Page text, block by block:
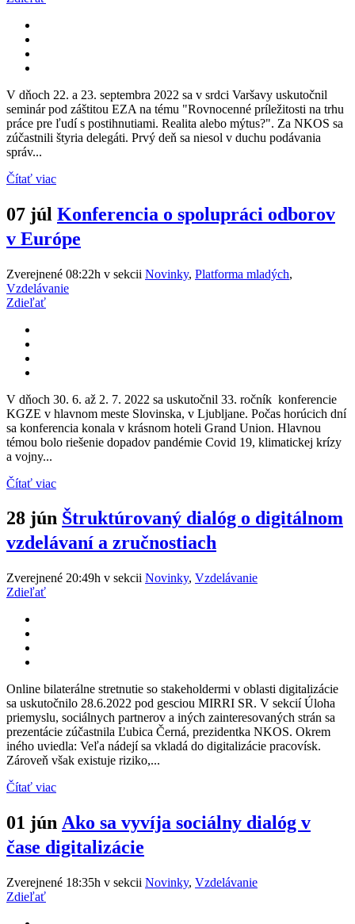
V dňoch 22. a 23. septembra 2022 sa v srdci Varšavy uskutočnil
seminár pod záštitou EZA na tému "Rovnocenné príležitosti na trhu
práce pre ľudí s postihnutiami. Realita alebo mýtus?". Za NKOS sa
zúčastnili štyria delegáti. Prvý deň sa niesol v duchu podávania
správ...
Čítať viac
07 júl Konferencia o spolupráci odborov
v Európe
Zverejnené 08:22h v sekcii Novinky, Platforma mladých,
Vzdelávanie
Zdieľať
V dňoch 30. 6. až 2. 7. 2022 sa uskutočnil 33. ročník konferencie
KGZE v hlavnom meste Slovinska, v Ljubljane. Počas horúcich dní
sa konferencia konala v krásnom hoteli Grand Union. Hlavnou
témou bolo riešenie dopadov pandémie Covid 19, klimatickej krízy
a vojny...
Čítať viac
28 jún Štruktúrovaný dialóg o digitálnom
vzdelávaní a zručnostiach
Zverejnené 20:49h v sekcii Novinky, Vzdelávanie
Zdieľať
Online bilaterálne stretnutie so stakeholdermi v oblasti digitalizácie
sa uskutočnilo 28.6.2022 pod gesciou MIRRI SR. V sekcií Úloha
priemyslu, sociálnych partnerov a iných zainteresovaných strán sa
prezentácie zúčastnila Ľubica Černá, prezidentka NKOS. Okrem
iného uviedla: Veľa nádejí sa vkladá do digitalizácie pracovísk.
Zároveň však existuje riziko,...
Čítať viac
01 jún Ako sa vyvíja sociálny dialóg v
čase digitalizácie
Zverejnené 18:35h v sekcii Novinky, Vzdelávanie
Zdieľať